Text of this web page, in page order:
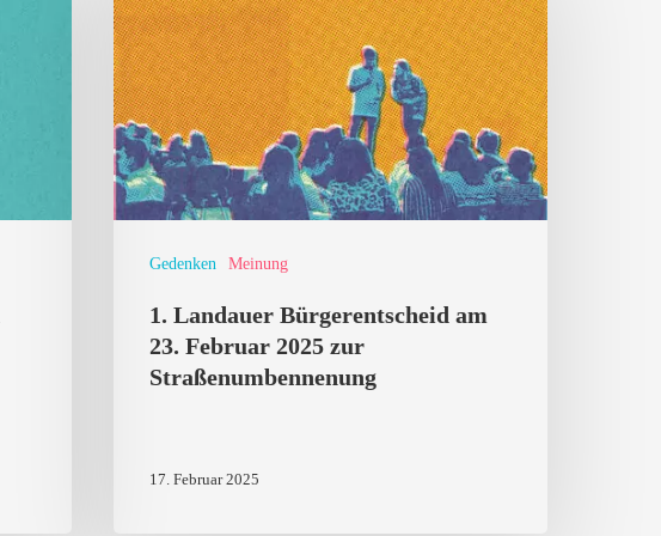
Gedenken Meinung
Bürgerentscheid
am
23.
Februar
2025
1. Landauer Bürgerentscheid am
23. Februar 2025 zur
Straßenumbennenung
17. Februar 2025